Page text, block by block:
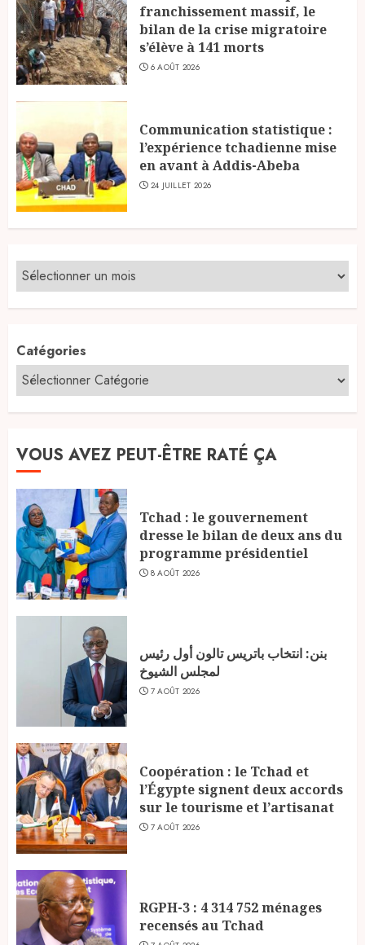
franchissement massif, le
bilan de la crise migratoire
s’élève à 141 morts
6 AOÛT 2026
Communication statistique :
l’expérience tchadienne mise
en avant à Addis-Abeba
24 JUILLET 2026
Catégories
VOUS AVEZ PEUT-ÊTRE RATÉ ÇA
Tchad : le gouvernement
dresse le bilan de deux ans du
programme présidentiel
8 AOÛT 2026
بنن: انتخاب باتريس تالون أول رئيس
لمجلس الشيوخ
7 AOÛT 2026
Coopération : le Tchad et
l’Égypte signent deux accords
sur le tourisme et l’artisanat
7 AOÛT 2026
RGPH-3 : 4 314 752 ménages
recensés au Tchad